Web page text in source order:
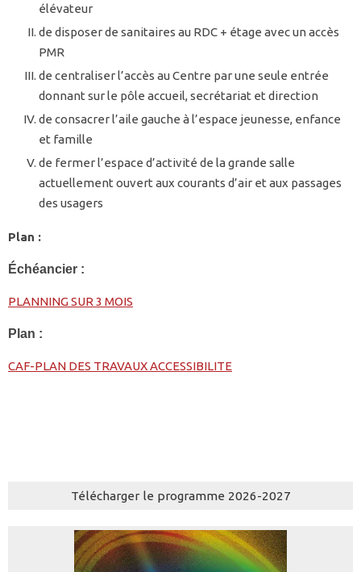
élévateur
de disposer de sanitaires au RDC + étage avec un accès
PMR
de centraliser l’accès au Centre par une seule entrée
donnant sur le pôle accueil, secrétariat et direction
de consacrer l’aile gauche à l’espace jeunesse, enfance
et famille
de fermer l’espace d’activité de la grande salle
actuellement ouvert aux courants d’air et aux passages
des usagers
Plan :
Échéancier :
PLANNING SUR 3 MOIS
Plan :
CAF-PLAN DES TRAVAUX ACCESSIBILITE
Télécharger le programme 2026-2027